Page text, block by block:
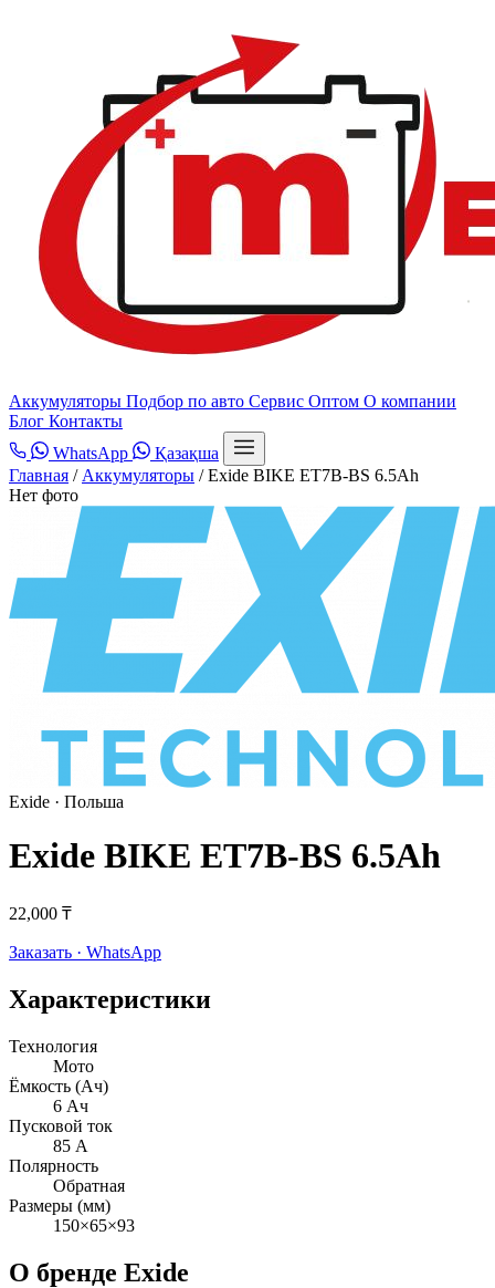
Аккумуляторы Подбор по авто Сервис Оптом О компании
Блог Контакты
WhatsApp
Қазақша
Главная / Аккумуляторы / Exide BIKE ET7B-BS 6.5Ah
Нет фото
Exide · Польша
Exide BIKE ET7B-BS 6.5Ah
22,000 ₸
Заказать · WhatsApp
Характеристики
Технология
Мото
Ёмкость (Ач)
6 Ач
Пусковой ток
85 А
Полярность
Обратная
Размеры (мм)
150×65×93
О бренде Exide